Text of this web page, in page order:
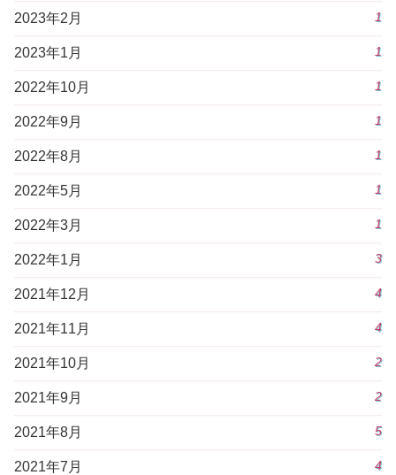
2023年2月 1
2023年1月 1
2022年10月 1
2022年9月 1
2022年8月 1
2022年5月 1
2022年3月 1
2022年1月 3
2021年12月 4
2021年11月 4
2021年10月 2
2021年9月 2
2021年8月 5
2021年7月 4